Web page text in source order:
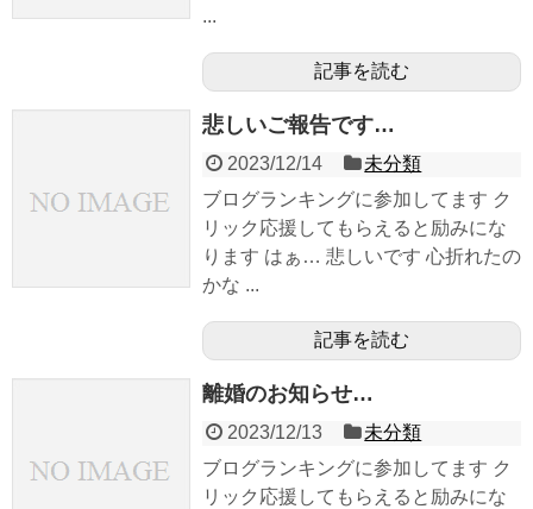
...
記事を読む
悲しいご報告です…
2023/12/14
未分類
ブログランキングに参加してます ク
リック応援してもらえると励みにな
ります はぁ… 悲しいです 心折れたの
かな ...
記事を読む
離婚のお知らせ…
2023/12/13
未分類
ブログランキングに参加してます ク
リック応援してもらえると励みにな